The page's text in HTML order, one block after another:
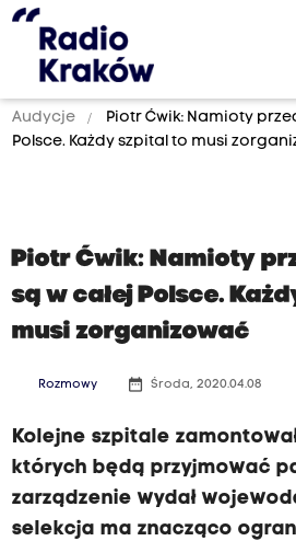
Audycje
Piotr Ćwik: Namioty
Polsce. Każdy szpital to musi
Piotr Ćwik: Namioty
są w całej Polsce.
musi zorganizować
Rozmowy date_range Środa, 2020.04.08
Kolejne szpitale
których będą przyjmować
zarządzenie wydał
selekcja ma znacząco